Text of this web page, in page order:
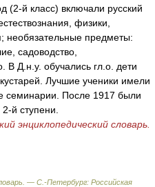
(2-й класс) включали русский
физики,
необязательные предметы:
садоводство,
В Д.н.у. обучались гл.о. дети
Лучшие ученики имели
семинарии. После 1917 были
й ступени.
энциклопедический словарь.
— С.-Петербург: Российская